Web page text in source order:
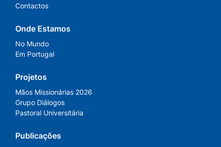
Contactos
Onde Estamos
No Mundo
Em Portugal
Projetos
Mãos Missionárias 2026
Grupo Diálogos
Pastoral Universitária
Publicações